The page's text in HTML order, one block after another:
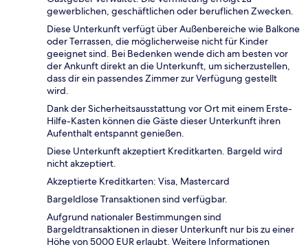
gewerblichen, geschäftlichen oder beruflichen Zwecken.
Diese Unterkunft verfügt über Außenbereiche wie Balkone
oder Terrassen, die möglicherweise nicht für Kinder
geeignet sind. Bei Bedenken wende dich am besten vor
der Ankunft direkt an die Unterkunft, um sicherzustellen,
dass dir ein passendes Zimmer zur Verfügung gestellt
wird.
Dank der Sicherheitsausstattung vor Ort mit einem Erste-
Hilfe-Kasten können die Gäste dieser Unterkunft ihren
Aufenthalt entspannt genießen.
Diese Unterkunft akzeptiert Kreditkarten. Bargeld wird
nicht akzeptiert.
Akzeptierte Kreditkarten: Visa, Mastercard
Bargeldlose Transaktionen sind verfügbar.
Aufgrund nationaler Bestimmungen sind
Bargeldtransaktionen in dieser Unterkunft nur bis zu einer
Höhe von 5000 EUR erlaubt. Weitere Informationen